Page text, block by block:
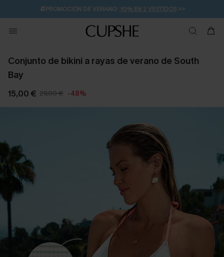
👒PROMOCIÓN DE VERANO: -10% EN 2 VESTIDOS>>
💌¡SUSCRIBIRSE & GANAR -10% EXTRA!
🚚ENVÍO GRATUITO A PARTIR DE 49 € >>
Conjunto de bikini a rayas de verano de South
Bay
15,00 € 29,00 € -48%